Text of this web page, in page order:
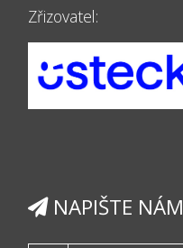
Zřizovatel:
NAPIŠTE NÁM